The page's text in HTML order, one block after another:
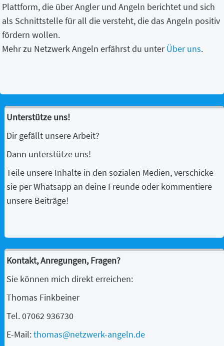
Plattform, die über Angler und Angeln berichtet und sich
als Schnittstelle für all die versteht, die das Angeln positiv
fördern wollen.
Mehr zu Netzwerk Angeln erfährst du unterÜber uns.
Unterstütze uns!
Dir gefällt unsere Arbeit?
Dann unterstütze uns!
Teile unsere Inhalte in den sozialen Medien, verschicke
sie per Whatsapp an deine Freunde oder kommentiere
unsere Beiträge!
Kontakt, Anregungen, Fragen?
Sie können mich direkt erreichen:
Thomas Finkbeiner
Tel. 07062 936730
E-Mail:thomas@netzwerk-angeln.de